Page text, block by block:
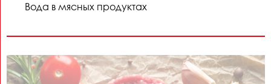
Вода в мясных продуктах